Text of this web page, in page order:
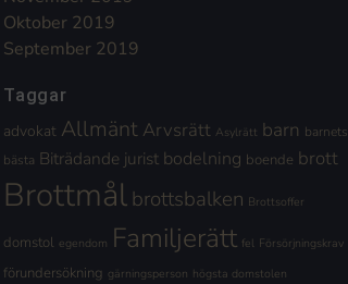
Oktober 2019
September 2019
Taggar
advokat Allmänt Arvsrätt Asylrätt barn barnets
bästa Biträdande jurist bodelning boende brott
Brottmålbrottsbalken Brottsoffer
domstol egendom Familjerätt fel Försörjningskrav
förundersökning gärningsperson högsta domstolen